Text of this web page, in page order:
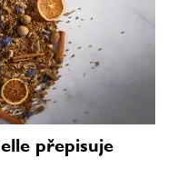
přepisuje